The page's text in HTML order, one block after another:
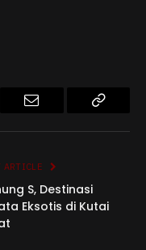
ARTICLE
S, Destinasi
Eksotis di Kutai